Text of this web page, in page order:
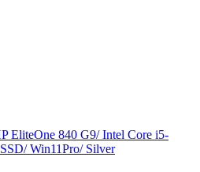
EliteOne 840 G9/ Intel Core i5-
Win11Pro/ Silver